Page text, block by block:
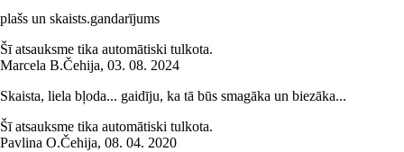
plašs un skaists.gandarījums
Šī atsauksme tika automātiski tulkota.
Marcela B.Čehija, 03. 08. 2024
Skaista, liela bļoda... gaidīju, ka tā būs smagāka un biezāka...
Šī atsauksme tika automātiski tulkota.
Pavlina O.Čehija, 08. 04. 2020